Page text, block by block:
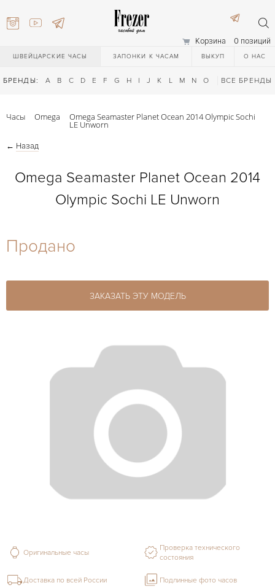
Корзина 0 позиций
ШВЕЙЦАРСКИЕ ЧАСЫ ЗАПОНКИ К ЧАСАМ ВЫКУП О НАС
БРЕНДЫ: A B C D E F G H I J K L M N O Q R S T
ВСЕ БРЕНДЫ
27-44
Часы Omega Omega Seamaster Planet Ocean 2014 Olympic Sochi
LE Unworn
← Назад
Omega Seamaster Planet Ocean 2014
Olympic Sochi LE Unworn
Продано
ЗАКАЗАТЬ ЭТУ МОДЕЛЬ
Оригинальные часы
Проверка технического
состояния
Доставка по всей России Подлинные фото часов